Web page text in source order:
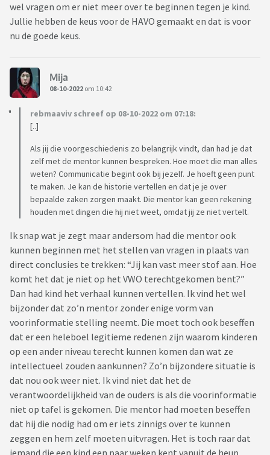
wel vragen om er niet meer over te beginnen tegen je kind.
Jullie hebben de keus voor de HAVO gemaakt en dat is voor
nu de goede keus.
Mija
08-10-2022 om 10:42
rebmaaviv schreef op 08-10-2022 om 07:18:
[..]
Als jij die voorgeschiedenis zo belangrijk vindt, dan had je dat
zelf met de mentor kunnen bespreken. Hoe moet die man alles
weten? Communicatie begint ook bij jezelf. Je hoeft geen punt
te maken. Je kan de historie vertellen en dat je je over
bepaalde zaken zorgen maakt. Die mentor kan geen rekening
houden met dingen die hij niet weet, omdat jij ze niet vertelt.
Ik snap wat je zegt maar andersom had die mentor ook
kunnen beginnen met het stellen van vragen in plaats van
direct conclusies te trekken: “Jij kan vast meer stof aan. Hoe
komt het dat je niet op het VWO terechtgekomen bent?”
Dan had kind het verhaal kunnen vertellen. Ik vind het wel
bijzonder dat zo’n mentor zonder enige vorm van
voorinformatie stelling neemt. Die moet toch ook beseffen
dat er een heleboel legitieme redenen zijn waarom kinderen
op een ander niveau terecht kunnen komen dan wat ze
intellectueel zouden aankunnen? Zo’n bijzondere situatie is
dat nou ook weer niet. Ik vind niet dat het de
verantwoordelijkheid van de ouders is als die voorinformatie
niet op tafel is gekomen. Die mentor had moeten beseffen
dat hij die nodig had om er iets zinnigs over te kunnen
zeggen en hem zelf moeten uitvragen. Het is toch raar dat